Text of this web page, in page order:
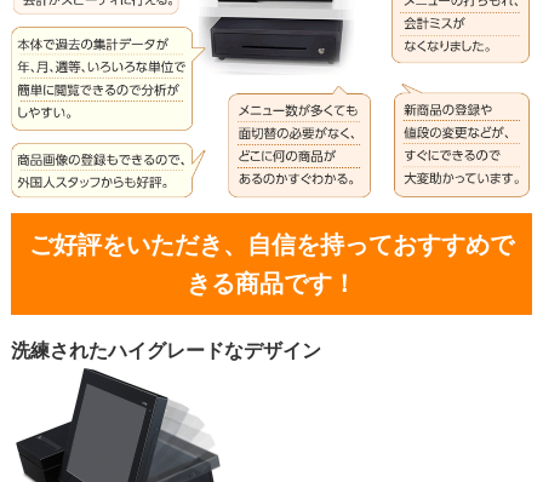
ご好評をいただき、自信を持っておすすめで
きる商品です！
洗練されたハイグレードなデザイン